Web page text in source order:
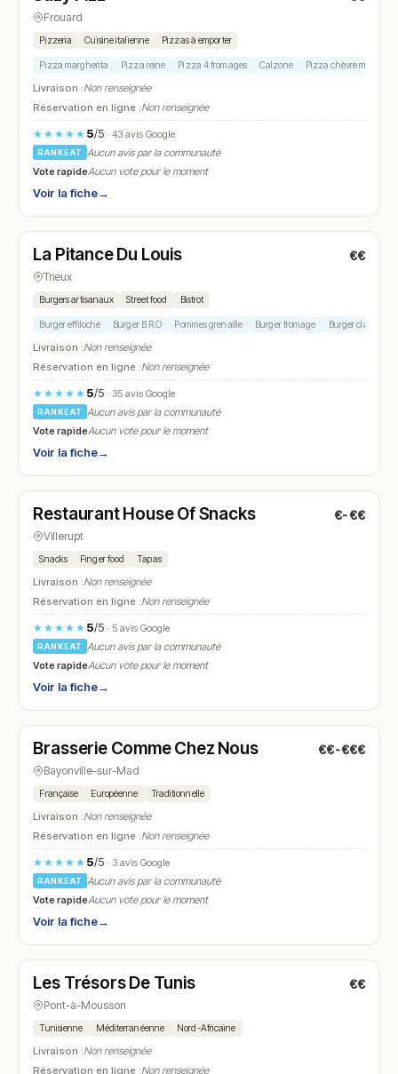
Frouard
Pizzeria Cuisine italienne Pizzas à emporter
Pizza margherita Pizza reine Pizza 4 fromages Calzone Pizza chèvre miel
Livraison :Non renseignée
Réservation en ligne :Non renseignée
★★★★★ 5/5· 43 avis Google
RANKEAT
Aucun avis par la communauté
Vote rapideAucun vote pour le moment
Voir la fiche→
N° 9
La Pitance Du Louis €€
Trieux
Burgers artisanaux Street food Bistrot
Burger effiloché Burger B.R.O Pommes grenaille Burger fromage Burger classique
Livraison :Non renseignée
Réservation en ligne :Non renseignée
★★★★★ 5/5· 35 avis Google
RANKEAT
Aucun avis par la communauté
Vote rapideAucun vote pour le moment
Voir la fiche→
N° 10
Restaurant House Of Snacks €-€€
Villerupt
Snacks Finger food Tapas
Livraison :Non renseignée
Réservation en ligne :Non renseignée
★★★★★ 5/5· 5 avis Google
RANKEAT
Aucun avis par la communauté
Vote rapideAucun vote pour le moment
Voir la fiche→
N° 11
Brasserie Comme Chez Nous €€-€€€
Bayonville-sur-Mad
Française Européenne Traditionnelle
Livraison :Non renseignée
Réservation en ligne :Non renseignée
★★★★★ 5/5· 3 avis Google
RANKEAT
Aucun avis par la communauté
Vote rapideAucun vote pour le moment
Voir la fiche→
N° 12
Les Trésors De Tunis €€
Pont-à-Mousson
Tunisienne Méditerranéenne Nord-Africaine
Livraison :Non renseignée
Réservation en ligne :Non renseignée